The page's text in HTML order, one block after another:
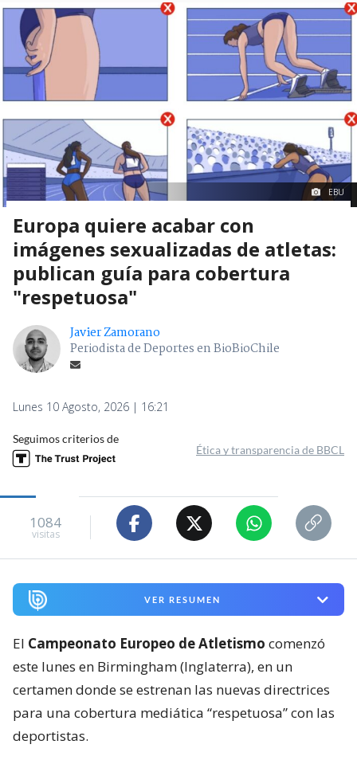
EBU
Europa quiere acabar con
imágenes sexualizadas de atletas:
publican guía para cobertura
"respetuosa"
Javier Zamorano
Periodista de Deportes en BioBioChile
Lunes 10 Agosto, 2026 | 16:21
Seguimos criterios de
Ética y transparencia de BBCL
1084
visitas
VER RESUMEN
El Campeonato Europeo de Atletismo comenzó
este lunes en Birmingham (Inglaterra), en un
certamen donde se estrenan las nuevas directrices
para una cobertura mediática “respetuosa” con las
deportistas.